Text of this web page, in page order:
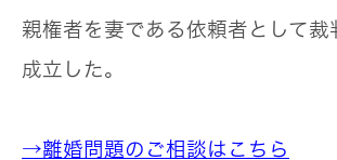
親権者を妻である依頼者として裁
成立した。
→離婚問題のご相談はこちら